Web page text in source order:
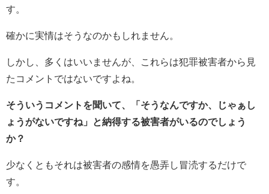
す。
確かに実情はそうなのかもしれません。
しかし、多くはいいませんが、これらは犯罪被害者から見
たコメントではないですよね。
そういうコメントを聞いて、「そうなんですか、じゃぁし
ょうがないですね」と納得する被害者がいるのでしょう
か？
少なくともそれは被害者の感情を愚弄し冒涜するだけで
す。